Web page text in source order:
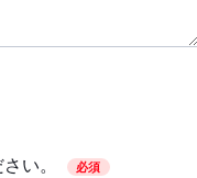
い。 必須